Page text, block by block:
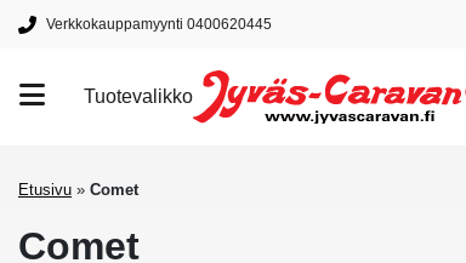
Verkkokauppamyynti 0400620445
Tuotemerkit
Tuotevalikko
Etusivu » Comet
Comet